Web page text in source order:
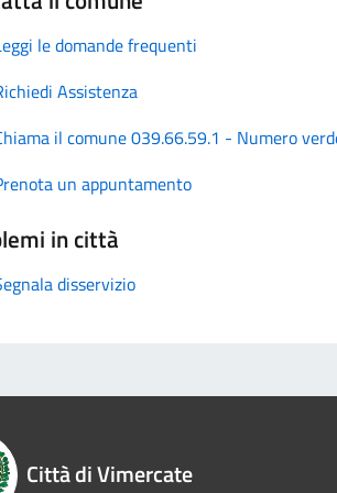
le domande frequenti
Assistenza
il comune 039.66.59.1 - Numero
un appuntamento
in città
disservizio
Città di Vimercate